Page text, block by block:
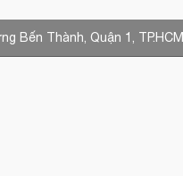
Bến Thành, Quận 1, TP.HCM